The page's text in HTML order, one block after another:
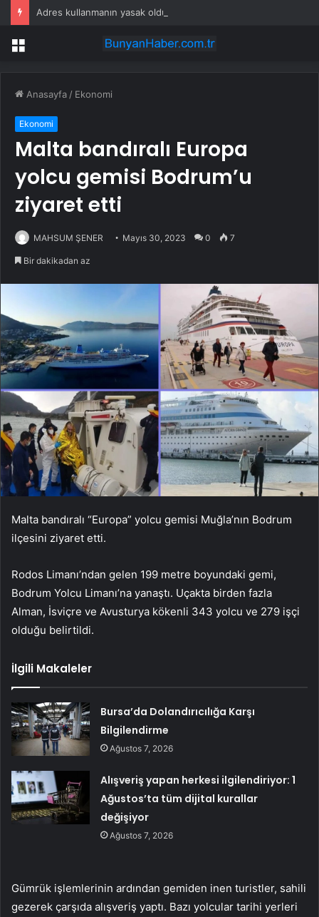
Menü
Anasayfa / Ekonomi
Ekonomi
Malta bandıralı Europa
yolcu gemisi Bodrum’u
ziyaret etti
MAHSUM ŞENER Mayıs 30, 2023 0 7
Bir dakikadan az
Malta bandıralı “Europa” yolcu gemisi Muğla’nın Bodrum
ilçesini ziyaret etti.
Rodos Limanı’ndan gelen 199 metre boyundaki gemi,
Bodrum Yolcu Limanı’na yanaştı. Uçakta birden fazla
Alman, İsviçre ve Avusturya kökenli 343 yolcu ve 279 işçi
olduğu belirtildi.
İlgili Makaleler
Bursa’da Dolandırıcılığa Karşı
Bilgilendirme
Ağustos 7, 2026
Alışveriş yapan herkesi ilgilendiriyor: 1
Ağustos’ta tüm dijital kurallar
değişiyor
Ağustos 7, 2026
Gümrük işlemlerinin ardından gemiden inen turistler, sahili
gezerek çarşıda alışveriş yaptı. Bazı yolcular tarihi yerleri